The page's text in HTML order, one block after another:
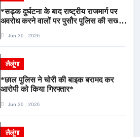
*सड़क दुर्घटना के बाद राष्ट्रीय राजमार्ग पर
अवरोध करने वालों पर पुसौर पुलिस की सख्त
Jun 30 , 2026
लैलूंगा
*छाल पुलिस ने चोरी की बाइक बरामद कर
आरोपी को किया गिरफ्तार*
Jun 30 , 2026
लैलूंगा